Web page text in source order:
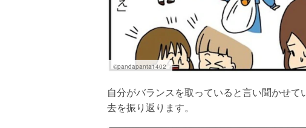
©pandapanta1402
自分がバランスを取っていると言い聞かせ
去を振り返ります。